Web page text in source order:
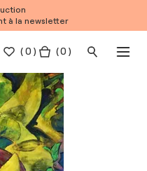
à la newsletter
(0 ) ( 0 )